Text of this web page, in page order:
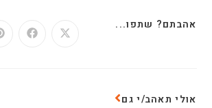
אהבתם? שתפו...
אולי תאהב/י גם